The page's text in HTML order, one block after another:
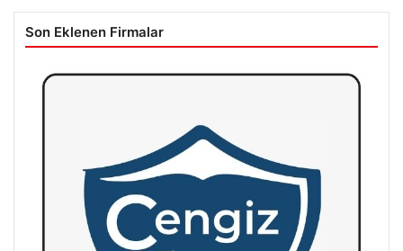
Son Eklenen Firmalar